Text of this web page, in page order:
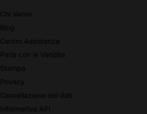
Chi siamo
Blog
Centro Assistenza
Parla con le Vendite
Stampa
Privacy
Cancellazione dei dati
Informativa API